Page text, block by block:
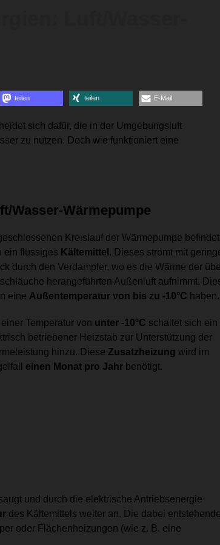
teilen teilen E-Mail
sich dafür, die in der Umgebungsluft
zu nutzen. Doch wie funktioniert eine
Wasser-Wärmepumpe
Kreislauf der Wärmepumpe befindet
ein flüssiges Kältemittel . Dieses strömt mit
durch den Verdampfer, wo es die Wärme der
herangeführten Außenluft aufnimmt.
eine Außentemperatur von bis zu -10°C haben.
einer Temperatur von unter -10°C schaltet sich ein
betriebener Heizstab zur Unterstützung der
hinzu. Diese Zusatzheizung wird im
einen Monat pro Jahrbenötigt.
und durch die elektrische Antriebsenergie
des Kältemittels weiter an. Die dabei entstehende
oder Flächenheizungen (wie z. B. eine